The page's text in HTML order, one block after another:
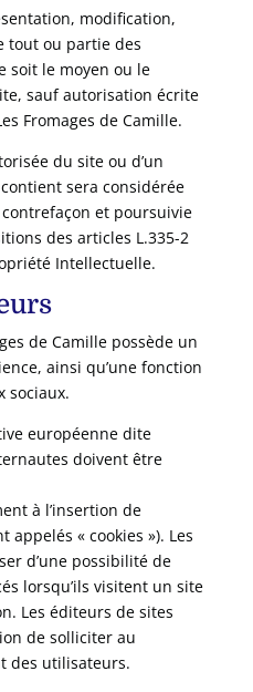
modification,
tout ou partie des
soit le moyen ou le
sauf autorisation écrite
Fromages de Camille.
du site ou d’un
sera considérée
et poursuivie
des articles L.335-2
Intellectuelle.
de Camille possède un
ainsi qu’une fonction
sociaux.
européenne dite
doivent être
à l’insertion de
« cookies »). Les
d’une possibilité de
lorsqu’ils visitent un site
Les éditeurs de sites
de solliciter au
des utilisateurs.